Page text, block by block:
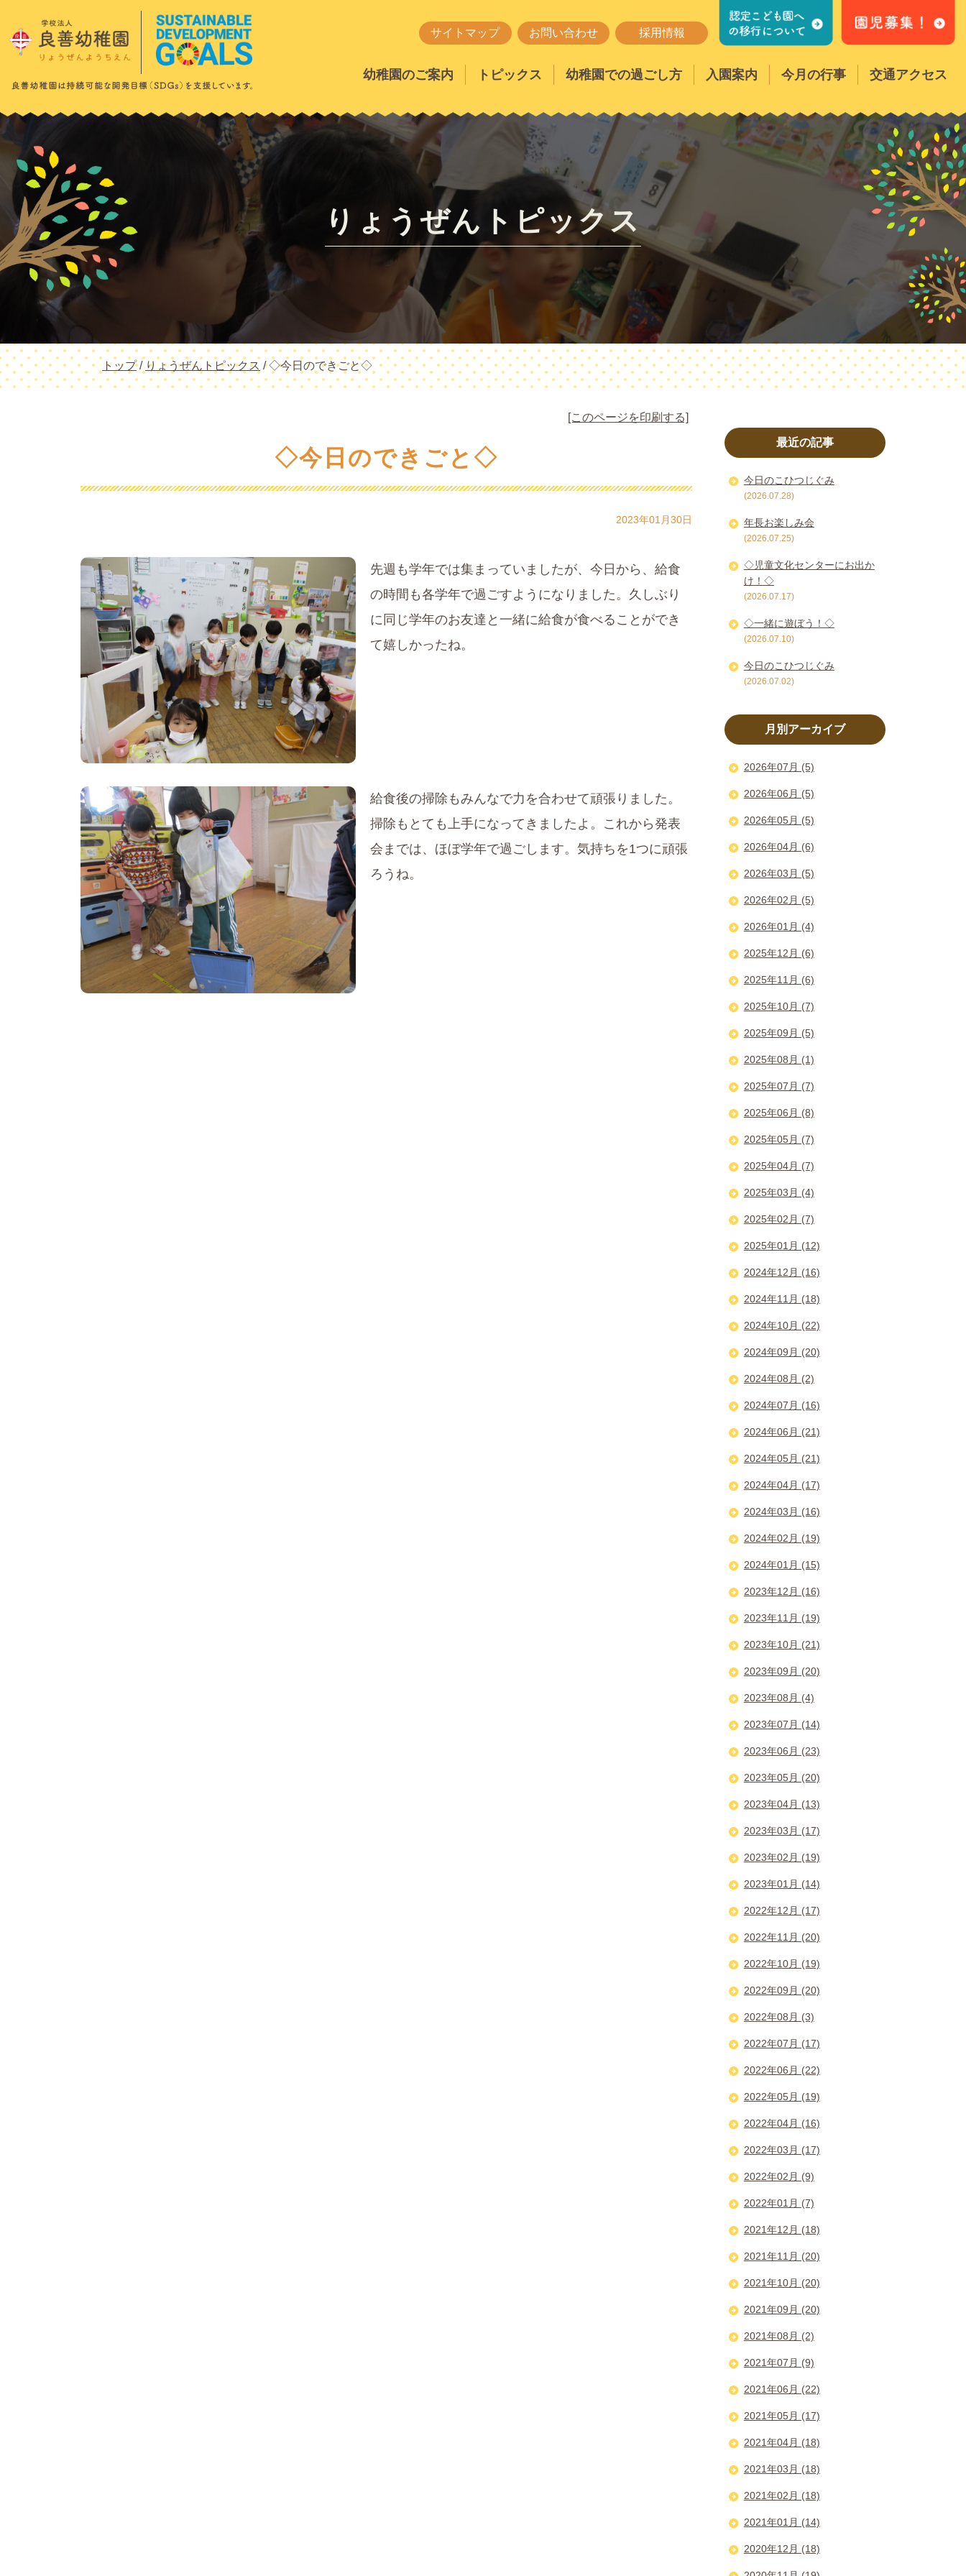
サイトマップ お問い合わせ 採用情報
幼稚園のご案内 トピックス 幼稚園での過ごし方 入園案内 今月の行事 交通アクセス
りょうぜんトピックス
現
在
トップ/ りょうぜんトピックス /◇今日のできごと◇
[このページを印刷する]
◇今日のできごと◇
2023年01月30日
先週も学年では集まっていましたが、今日から、給食
の時間も各学年で過ごすようになりました。久しぶり
に同じ学年のお友達と一緒に給食が食べることができ
て嬉しかったね。
給食後の掃除もみんなで力を合わせて頑張りました。
掃除もとても上手になってきましたよ。これから発表
会までは、ほぼ学年で過ごします。気持ちを1つに頑張
ろうね。
最近の記事
今日のこひつじぐみ
(2026.07.28)
年長お楽しみ会
(2026.07.25)
◇児童文化センターにお出か
け！◇
(2026.07.17)
◇一緒に遊ぼう！◇
(2026.07.10)
今日のこひつじぐみ
(2026.07.02)
月別アーカイブ
2026年07月 (5)
2026年06月 (5)
2026年05月 (5)
2026年04月 (6)
2026年03月 (5)
2026年02月 (5)
2026年01月 (4)
2025年12月 (6)
2025年11月 (6)
2025年10月 (7)
2025年09月 (5)
2025年08月 (1)
2025年07月 (7)
2025年06月 (8)
2025年05月 (7)
2025年04月 (7)
2025年03月 (4)
2025年02月 (7)
2025年01月 (12)
2024年12月 (16)
2024年11月 (18)
2024年10月 (22)
2024年09月 (20)
2024年08月 (2)
2024年07月 (16)
2024年06月 (21)
2024年05月 (21)
2024年04月 (17)
2024年03月 (16)
2024年02月 (19)
2024年01月 (15)
2023年12月 (16)
2023年11月 (19)
2023年10月 (21)
2023年09月 (20)
2023年08月 (4)
2023年07月 (14)
2023年06月 (23)
2023年05月 (20)
2023年04月 (13)
2023年03月 (17)
2023年02月 (19)
2023年01月 (14)
2022年12月 (17)
2022年11月 (20)
2022年10月 (19)
2022年09月 (20)
2022年08月 (3)
2022年07月 (17)
2022年06月 (22)
2022年05月 (19)
2022年04月 (16)
2022年03月 (17)
2022年02月 (9)
2022年01月 (7)
2021年12月 (18)
2021年11月 (20)
2021年10月 (20)
2021年09月 (20)
2021年08月 (2)
2021年07月 (9)
2021年06月 (22)
2021年05月 (17)
2021年04月 (18)
2021年03月 (18)
2021年02月 (18)
2021年01月 (14)
2020年12月 (18)